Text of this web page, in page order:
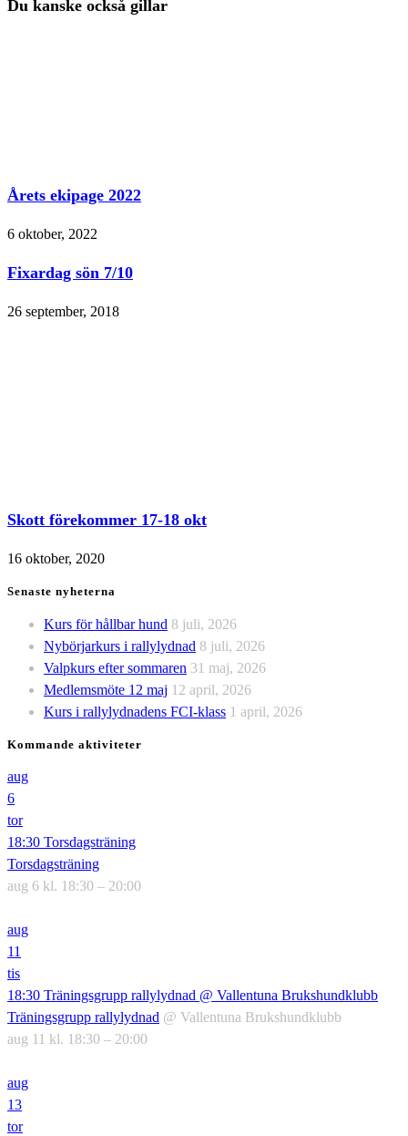
Du kanske också gillar
Årets ekipage 2022
6 oktober, 2022
Fixardag sön 7/10
26 september, 2018
Skott förekommer 17-18 okt
16 oktober, 2020
Senaste nyheterna
Kurs för hållbar hund 8 juli, 2026
Nybörjarkurs i rallylydnad 8 juli, 2026
Valpkurs efter sommaren 31 maj, 2026
Medlemsmöte 12 maj 12 april, 2026
Kurs i rallylydnadens FCI-klass 1 april, 2026
Kommande aktiviteter
aug
6
tor
18:30 Torsdagsträning
Torsdagsträning
aug 6 kl. 18:30 – 20:00
aug
11
tis
18:30 Träningsgrupp rallylydnad @ Vallentuna Brukshundklubb
Träningsgrupp rallylydnad @ Vallentuna Brukshundklubb
aug 11 kl. 18:30 – 20:00
aug
13
tor